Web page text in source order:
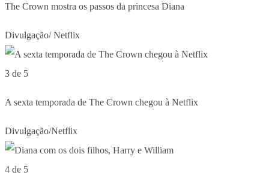
The Crown mostra os passos da princesa Diana
Divulgação/ Netflix
3 de 5
A sexta temporada de The Crown chegou à Netflix
Divulgação/Netflix
4 de 5